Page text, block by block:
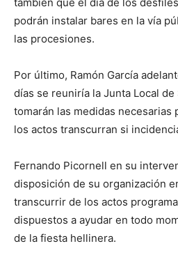
también que el día de los
podrán instalar bares en la vía
las procesiones.
Por último, Ramón García
días se reuniría la Junta Local
tomarán las medidas necesarias
los actos transcurran si
Fernando Picornell en su
disposición de su organización
transcurrir de los actos
dispuestos a ayudar en todo
de la fiesta hellinera.